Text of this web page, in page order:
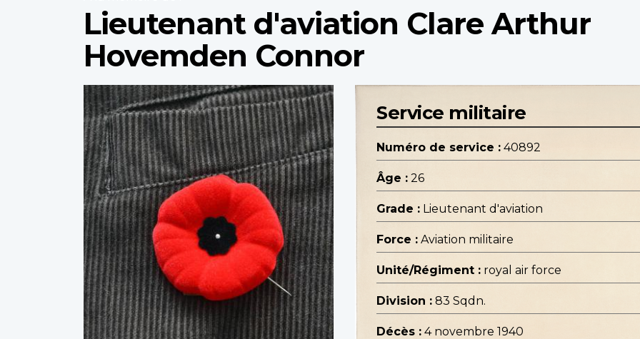
Lieutenant d'aviation Clare Arthur
Hovemden Connor
Profile
image
Service militaire
Numéro de service : 40892
Âge : 26
Grade : Lieutenant d'aviation
Force : Aviation militaire
Unité/Régiment : royal air force
Division : 83 Sqdn.
Décès : 4 novembre 1940